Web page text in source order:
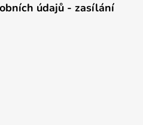
údajů - zasílání